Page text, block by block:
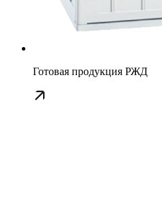
Готовая продукция РЖД